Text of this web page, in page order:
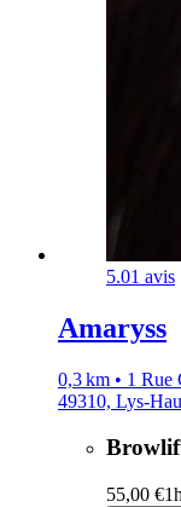
5.01 avis
Amaryss
0,3 km • 1 Rue
49310, Lys-
55,00 €1h